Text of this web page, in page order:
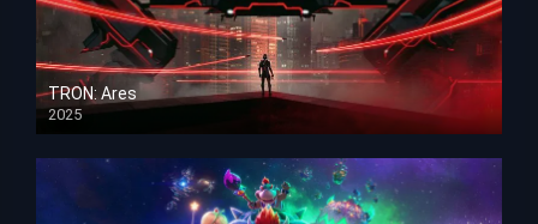
TRON: Ares
2025
HD 1080p